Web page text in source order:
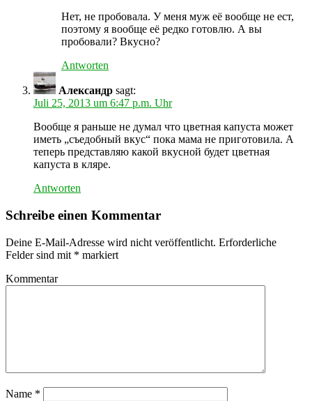
Нет, не пробовала. У меня муж её вообще не ест,
поэтому я вообще её редко готовлю. А вы
пробовали? Вкусно?
Antworten
Александр sagt:
Juli 25, 2013 um 6:47 p.m. Uhr
Вообще я раньше не думал что цветная капуста может
иметь „съедобный вкус“ пока мама не приготовила. А
теперь представляю какой вкусной будет цветная
капуста в кляре.
Antworten
Schreibe einen Kommentar
Deine E-Mail-Adresse wird nicht veröffentlicht. Erforderliche
Felder sind mit * markiert
Kommentar
Name *